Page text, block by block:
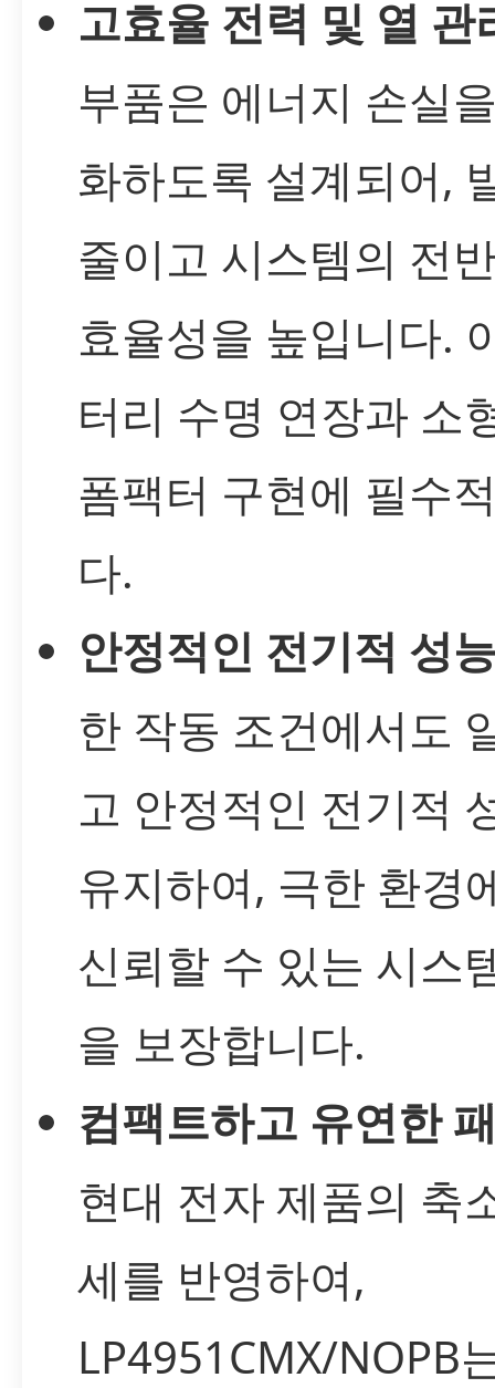
고효율 전력 및 열 관
부품은 에너지 손실
화하도록 설계되어,
줄이고 시스템의 전
효율성을 높입니다.
터리 수명 연장과 소
폼팩터 구현에 필수
다.
안정적인 전기적 성
한 작동 조건에서도
고 안정적인 전기적
유지하여, 극한 환경
신뢰할 수 있는 시스
을 보장합니다.
컴팩트하고 유연한
현대 전자 제품의 축
세를 반영하여,
LP4951CMX/NOPB